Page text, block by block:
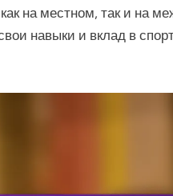
на местном, так и на
навыки и вклад в